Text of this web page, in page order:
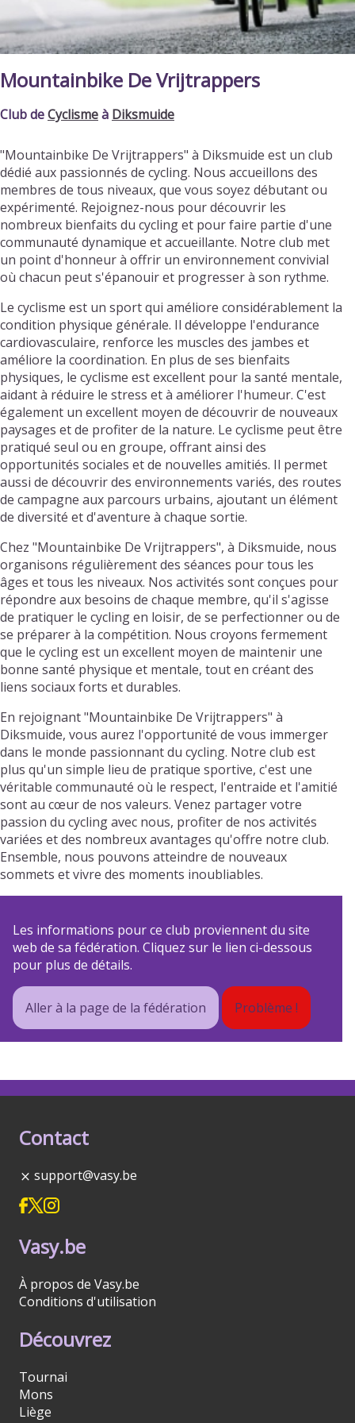
Mountainbike De Vrijtrappers
Club deCyclismeà Diksmuide
"Mountainbike De Vrijtrappers" à Diksmuide est un club
dédié aux passionnés de cycling. Nous accueillons des
membres de tous niveaux, que vous soyez débutant ou
expérimenté. Rejoignez-nous pour découvrir les
nombreux bienfaits du cycling et pour faire partie d'une
communauté dynamique et accueillante. Notre club met
un point d'honneur à offrir un environnement convivial
où chacun peut s'épanouir et progresser à son rythme.
Le cyclisme est un sport qui améliore considérablement la
condition physique générale. Il développe l'endurance
cardiovasculaire, renforce les muscles des jambes et
améliore la coordination. En plus de ses bienfaits
physiques, le cyclisme est excellent pour la santé mentale,
aidant à réduire le stress et à améliorer l'humeur. C'est
également un excellent moyen de découvrir de nouveaux
paysages et de profiter de la nature. Le cyclisme peut être
pratiqué seul ou en groupe, offrant ainsi des
opportunités sociales et de nouvelles amitiés. Il permet
aussi de découvrir des environnements variés, des routes
de campagne aux parcours urbains, ajoutant un élément
de diversité et d'aventure à chaque sortie.
Chez "Mountainbike De Vrijtrappers", à Diksmuide, nous
organisons régulièrement des séances pour tous les
âges et tous les niveaux. Nos activités sont conçues pour
répondre aux besoins de chaque membre, qu'il s'agisse
de pratiquer le cycling en loisir, de se perfectionner ou de
se préparer à la compétition. Nous croyons fermement
que le cycling est un excellent moyen de maintenir une
bonne santé physique et mentale, tout en créant des
liens sociaux forts et durables.
En rejoignant "Mountainbike De Vrijtrappers" à
Diksmuide, vous aurez l'opportunité de vous immerger
dans le monde passionnant du cycling. Notre club est
plus qu'un simple lieu de pratique sportive, c'est une
véritable communauté où le respect, l'entraide et l'amitié
sont au cœur de nos valeurs. Venez partager votre
passion du cycling avec nous, profiter de nos activités
variées et des nombreux avantages qu'offre notre club.
Ensemble, nous pouvons atteindre de nouveaux
sommets et vivre des moments inoubliables.
Les informations pour ce club proviennent du site
web de sa fédération. Cliquez sur le lien ci-dessous
pour plus de détails.
Aller à la page de la fédération Problème !
Contact
support@vasy.be
Vasy.be
À propos de Vasy.be
Conditions d'utilisation
Découvrez
Tournai
Mons
Liège